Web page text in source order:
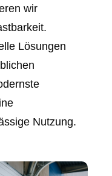
wir
Lösungen
Nutzung.